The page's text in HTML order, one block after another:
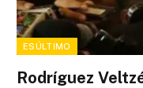
ESÚLTIMO
Rodríguez